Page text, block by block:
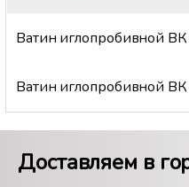
Ватин иглопробивной
Ватин иглопробивной
Доставляем в